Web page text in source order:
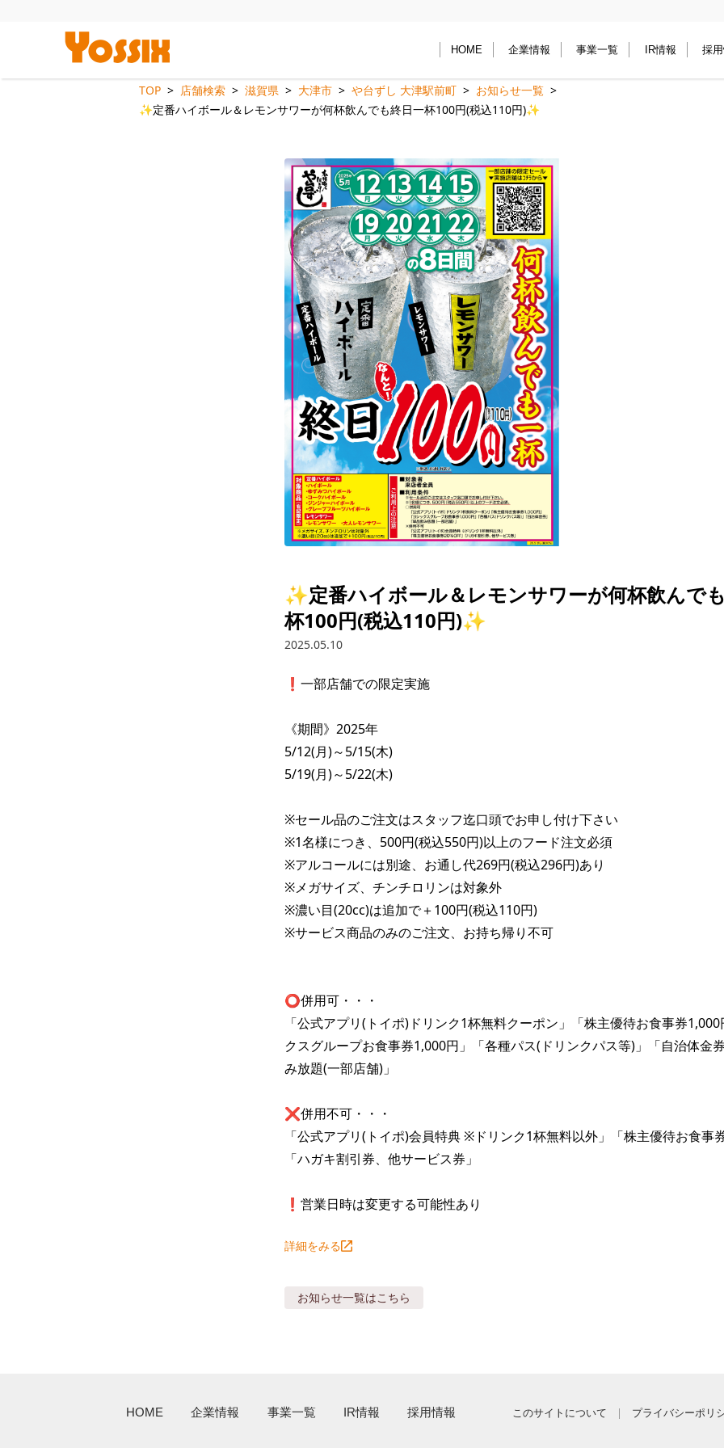
HOME 企業情報 事業一覧 IR情報 採
TOP 店舗検索 滋賀県 大津市 や台ずし 大津駅前町
お知らせ一覧
✨定番ハイボール＆レモンサワーが何杯飲んでも終日一杯100円(税込110円)✨
✨定番ハイボール＆レモンサワーが何杯飲んで
杯100円(税込110円)✨
2025.05.10
❗️一部店舗での限定実施
《期間》2025年
5/12(月)～5/15(木)
5/19(月)～5/22(木)
※セール品のご注文はスタッフ迄口頭でお申し付け下さい
※1名様につき、500円(税込550円)以上のフード注文必須
※アルコールには別途、お通し代269円(税込296円)あり
※メガサイズ、チンチロリンは対象外
※濃い目(20cc)は追加で＋100円(税込110円)
※サービス商品のみのご注文、お持ち帰り不可
⭕️併用可・・・
「公式アプリ(トイポ)ドリンク1杯無料クーポン」「株主優待お食事券
クスグループお食事券1,000円」「各種パス(ドリンクパス等)」「自治体金
み放題(一部店舗)」
❌併用不可・・・
「公式アプリ(トイポ)会員特典 ※ドリンク1杯無料以外」「株主優待お食事
「ハガキ割引券、他サービス券」
❗️営業日時は変更する可能性あり
詳細をみる
お知らせ一覧はこちら
HOME 企業情報 事業一覧 IR情報 採用情報 このサイトについて プライバシーポリ